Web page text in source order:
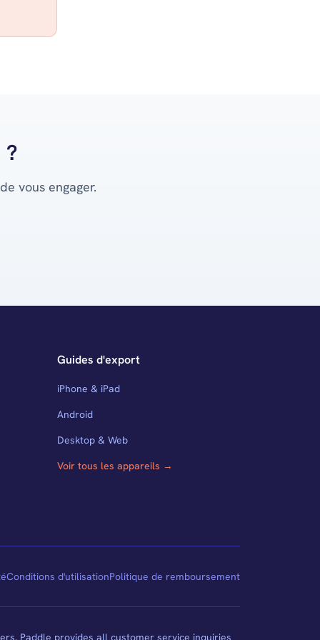
vous engager.
Guides d'export
iPhone & iPad
Android
Desktop & Web
Voir tous les appareils →
Conditions d'utilisationPolitique de remboursement
Paddle provides all customer service inquiries